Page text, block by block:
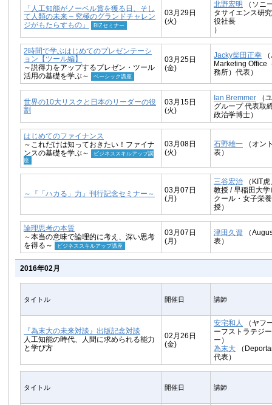
「人工知能がノーベル賞を獲る日、そし
て人類の未来 – 究極のグランドチャレン
ジがもたらすもの」
BIZセミナー
03月29日
(火)
北野宏明
（ソニ
タサイエンス研
役社長
）
2時間で学ぶはじめてのプレゼンテーシ
ョン【ツール編】
～説得力をアップするプレゼン・ツール
活用の基礎を学ぶ～
ベーシック講座
03月25日
(金)
Jacky柴田正幸
Marketing Office
務所）代表）
世界の10大リスクと日本のリーダーの役
割
03月15日
(火)
Ian Bremmer （
グループ 代表取
政治学博士）
はじめてのファイナンス
～これだけは知っておきたい！ファイナ
ンスの基礎を学ぶ～
ビジネススキルアップ講
座
03月08日
(火)
石野雄一 （オン
表）
～『「ハカる」力』刊行記念セミナー～
03月07日
(月)
三谷宏治 （KIT
教授 / 早稲田大
クール・女子栄
授）
論理思考の本質
～本当の意味で論理的に考え、深い思考
を得る～
ビジネススキルアップ講座
03月07日
(月)
津田久資 （
表）
2016年02月
タイトル 開催日 講師
『為末大の未来対談』出版記念対談
人工知能の時代、人間に求められる能力
と学び方
02月26日
(金)
安宅和人
（ヤフ
ーフストラテジ
ー）
為末大 （
代表）
タイトル 開催日 講師